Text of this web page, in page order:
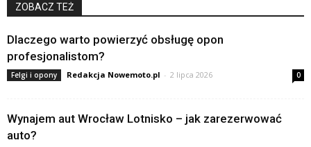
ZOBACZ TEŻ
Dlaczego warto powierzyć obsługę opon
profesjonalistom?
Felgi i opony Redakcja Nowemoto.pl - 2 lipca 2026 0
Wynajem aut Wrocław Lotnisko – jak zarezerwować
auto?